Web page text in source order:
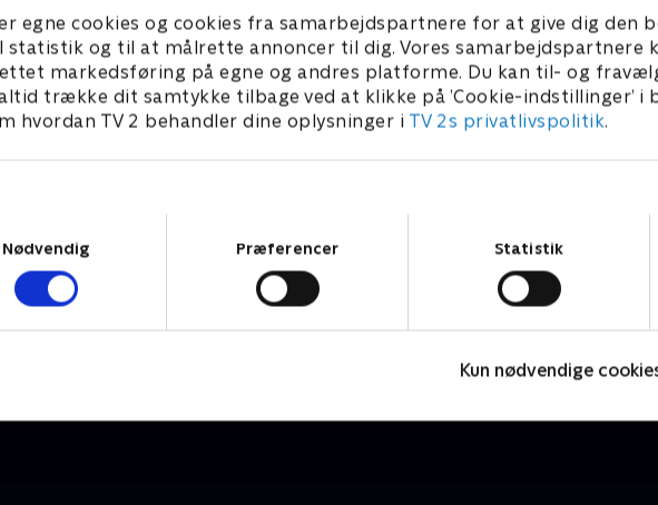
egne cookies og cookies fra samarbejdspartnere for at give dig den
statistik og til at målrette annoncer til dig. Vores samarbejdspartnere
markedsføring på egne og andres platforme. Du kan til- og
trække dit samtykke tilbage ved at klikke på ’Cookie-indstillinger’ i
hvordan TV 2 behandler dine oplysninger i TV 2s privatlivspolitik.
Nødvendig
Præferencer Statistik
Kun nødvendige